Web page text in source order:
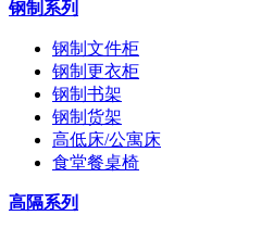
钢制系列
钢制文件柜
钢制更衣柜
钢制书架
钢制货架
高低床/公寓床
食堂餐桌椅
高隔系列